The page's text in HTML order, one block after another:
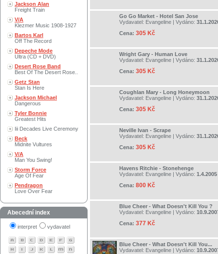
Jackson Alan
Freight Train
V/A
Klezmer Music 1908-1927
Bartos Karl
Off The Record
Depeche Mode
Ultra (CD + DVD)
Desert Rose Band
Best Of The Desert Rose..
Getz Stan
Stan Is Here
Jackson Michael
Dangerous
Tyler Bonnie
Greatest Hits
Iii Decades Live Ceremony
Beck
Midnite Vultures
V/A
Man You Swing!
Storm Force
Age Of Fear
Pendragon
Love Over Fear
Abecední index
interpret vydavatel
Go Go Market - Hotel San Jose
Vydavatel: Evangeline | Vydáno:
Cena: 305 Kč
Wright Gary - Human Love
Vydavatel: Evangeline | Vydáno:
Cena: 305 Kč
Coughlan Mary - Long Honeymoon
Vydavatel: Evangeline | Vydáno:
Cena: 305 Kč
Neville Ivan - Scrape
Vydavatel: Evangeline | Vydáno:
Cena: 305 Kč
Havens Ritchie - Stonehenge
Vydavatel: Evangeline | Vydáno: 1.4.2005
Cena: 800 Kč
Blue Cheer - What Doesn't Kill You ?
Vydavatel: Evangeline | Vydáno:
Cena: 377 Kč
Blue Cheer - What Doesn't Kill You...
Vydavatel: Evangeline | Vydáno: